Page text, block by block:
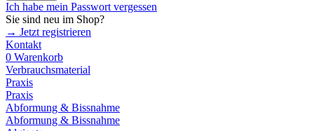
Ich habe mein Passwort vergessen
Sie sind neu im Shop?
→ Jetzt registrieren
Kontakt
0 Warenkorb
Verbrauchsmaterial
Praxis
Praxis
Abformung & Bissnahme
Abformung & Bissnahme